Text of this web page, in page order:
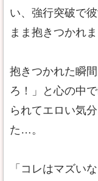
い、強行突破で
まま抱きつかれ
抱きつかれた瞬
ろ！」と心の中
られてエロい気
た…。
「コレはマズい